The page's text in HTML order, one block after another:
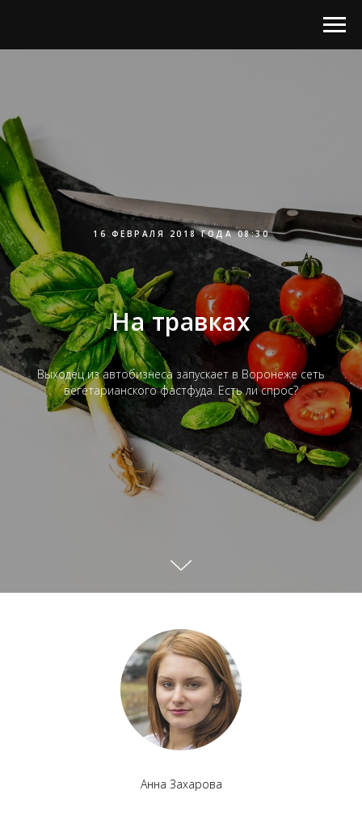
16 ФЕВРАЛЯ 2018 ГОДА 08:30
На травках
Выходец из автобизнеса запускает в Воронеже сеть
вегетарианского фастфуда. Есть ли спрос?
Анна Захарова